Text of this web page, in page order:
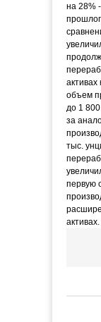
на 28%
объем
до 1
за
тыс.
первую
активах.